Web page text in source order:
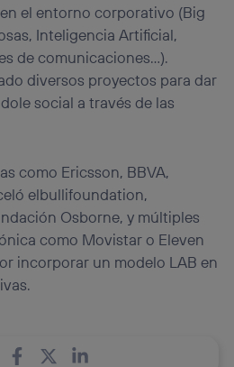
el entorno corporativo (Big
Inteligencia Artificial,
de comunicaciones…).
diversos proyectos para dar
social a través de las
como Ericsson, BBVA,
elbullifoundation,
Osborne, y múltiples
como Movistar o Eleven
incorporar un modelo LAB en